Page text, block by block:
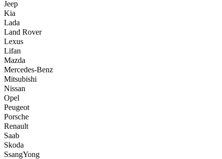
Jeep
Kia
Lada
Land Rover
Lexus
Lifan
Mazda
Mercedes-Benz
Mitsubishi
Nissan
Opel
Peugeot
Porsche
Renault
Saab
Skoda
SsangYong